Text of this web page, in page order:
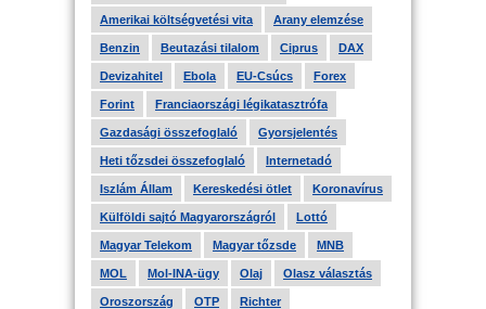
Amerikai költségvetési vita Arany elemzése
Benzin Beutazási tilalom Ciprus DAX
Devizahitel Ebola EU-Csúcs Forex
Forint Franciaországi légikatasztrófa
Gazdasági összefoglaló Gyorsjelentés
Heti tőzsdei összefoglaló Internetadó
Iszlám Állam Kereskedési ötlet Koronavírus
Külföldi sajtó Magyarországról Lottó
Magyar Telekom Magyar tőzsde MNB
MOL Mol-INA-ügy Olaj Olasz választás
Oroszország OTP Richter